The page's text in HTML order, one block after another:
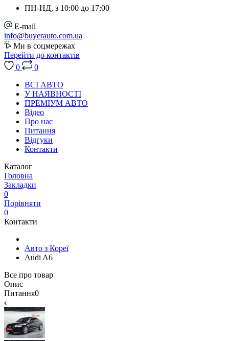
ПН-НД, з 10:00 до 17:00
E-mail
info@buyerauto.com.ua
Ми в соцмережах
Перейти до контактів
0
0
ВСІ АВТО
У НАЯВНОСТІ
ПРЕМІУМ АВТО
Відео
Про нас
Питання
Відгуки
Контакти
Каталог
Головна
Закладки
0
Порівняти
0
Контакти
Авто з Кореї
Audi A6
Все про товар
Опис
Питання0